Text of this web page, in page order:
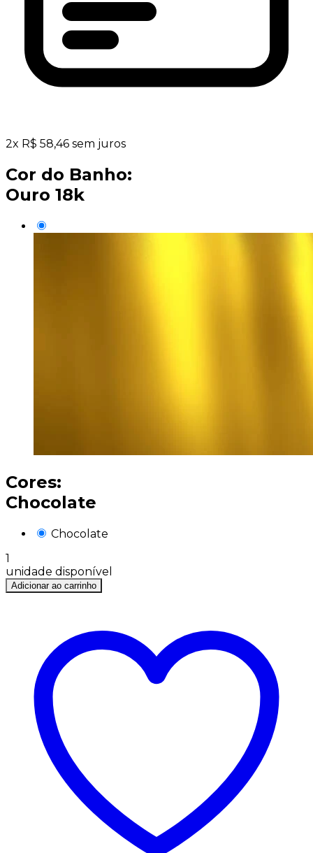
2x R$ 58,46 sem juros
Cor do Banho:
Ouro 18k
Cores:
Chocolate
Chocolate
1
unidade disponível
Adicionar ao carrinho